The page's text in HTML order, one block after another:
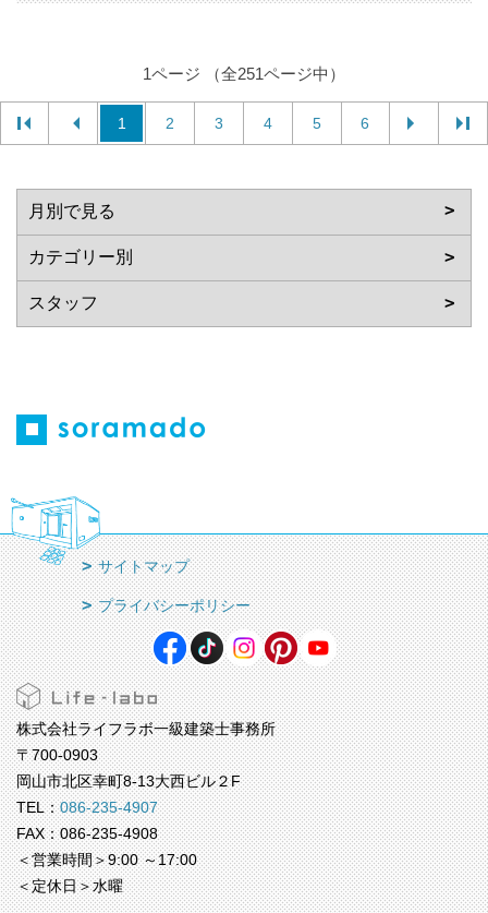
1ページ （全251ページ中）
1 2 3 4 5 6
サイトマップ
プライバシーポリシー
株式会社ライフラボ一級建築士事務所
〒700-0903
岡山市北区幸町8-13大西ビル２F
TEL：086-235-4907
FAX：086-235-4908
＜営業時間＞9:00 ～17:00
＜定休日＞水曜